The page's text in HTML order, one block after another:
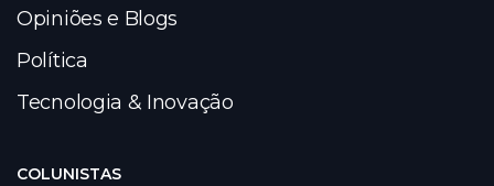
Opiniões e Blogs
Política
Tecnologia & Inovação
COLUNISTAS